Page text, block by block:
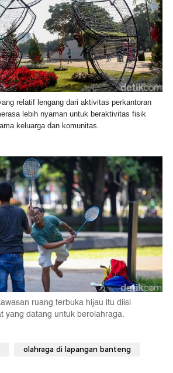
relatif lengang dari aktivitas perkantoran
lebih nyaman untuk beraktivitas fisik
keluarga dan komunitas.
ruang terbuka hijau itu diisi
yang datang untuk berolahraga.
olahraga di lapangan banteng